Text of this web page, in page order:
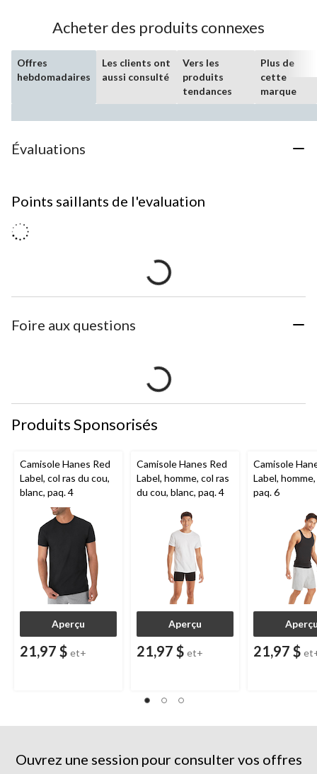
Acheter des produits connexes
Offres
hebdomadaires
Les clients ont
aussi consulté
Vers les
produits
tendances
Plus de
cette
marque
Évaluations
Points saillants de l'evaluation
Foire aux questions
Produits Sponsorisés
Camisole Hanes Red
Label, col ras du cou,
blanc, paq. 4
Aperçu
21,97 $ et+
Camisole Hanes Red
Label, homme, col ras
du cou, blanc, paq. 4
Aperçu
21,97 $ et+
Camisole
Label,
paq. 6
21,97 $
Ouvrez une session pour consulter vos offres